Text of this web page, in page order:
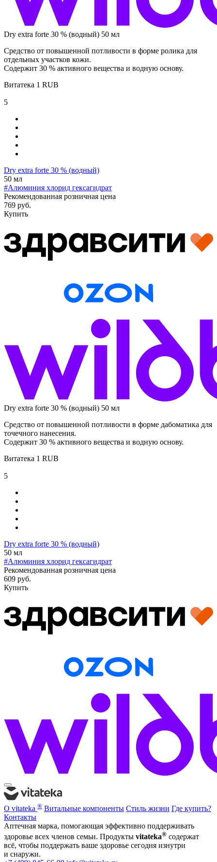
Dry extra forte 30 % (водный) 50 мл
Средство от повышенной потливости в форме ролика для
отдельных участков кожи.
Содержит 30 % активного вещества и водную основу.
Витатека 1 RUB
5
Dry extra forte 30 % (водный)
50 мл
#Алюминия хлорид гексагидрат
Рекомендованная розничная цена
769 руб.
Купить
Dry extra forte 30 % (водный) 50 мл
Средство от повышенной потливости в форме дабоматика для
точечного нанесения.
Содержит 30 % активного вещества и водную основу.
Витатека 1 RUB
5
Dry extra forte 30 % (водный)
50 мл
#Алюминия хлорид гексагидрат
Рекомендованная розничная цена
609 руб.
Купить
О vitateka ® Витальные компоненты Стиль жизни Где купить?
Контакты
Аптечная марка, помогающая эффективно поддерживать
здоровье всех членов семьи. Продукты vitateka® содержат
всё, чтобы поддержать ваше здоровье сегодня изнутри
и снаружи.